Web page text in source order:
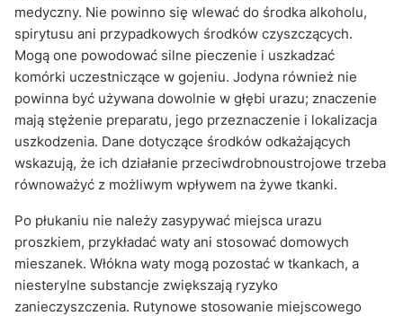
medyczny. Nie powinno się wlewać do środka alkoholu,
spirytusu ani przypadkowych środków czyszczących.
Mogą one powodować silne pieczenie i uszkadzać
komórki uczestniczące w gojeniu. Jodyna również nie
powinna być używana dowolnie w głębi urazu; znaczenie
mają stężenie preparatu, jego przeznaczenie i lokalizacja
uszkodzenia. Dane dotyczące środków odkażających
wskazują, że ich działanie przeciwdrobnoustrojowe trzeba
równoważyć z możliwym wpływem na żywe tkanki.
Po płukaniu nie należy zasypywać miejsca urazu
proszkiem, przykładać waty ani stosować domowych
mieszanek. Włókna waty mogą pozostać w tkankach, a
niesterylne substancje zwiększają ryzyko
zanieczyszczenia. Rutynowe stosowanie miejscowego